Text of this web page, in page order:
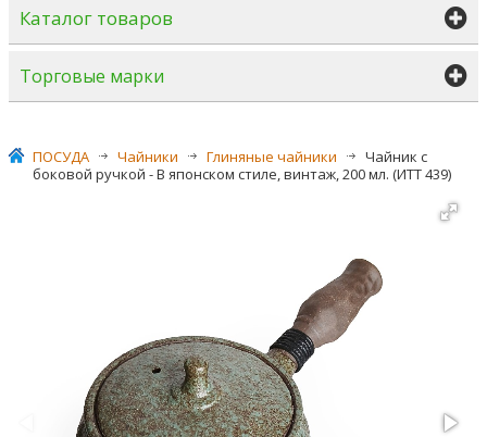
Каталог товаров
Торговые марки
ПОСУДА >
Чайники >
Глиняные чайники >
Чайник с
боковой ручкой - В японском стиле, винтаж, 200 мл. (ИТТ 439)